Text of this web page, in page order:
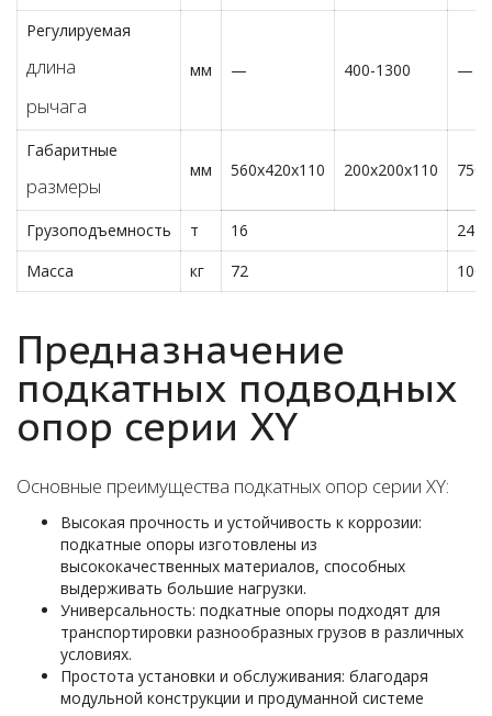
Регулируемая
длина
рычага
мм — 400-1300 —
Габаритные
размеры
мм 560х420х110 200х200х110
Грузоподъемность т 16
24
Масса
кг 72 100
Предназначение
подкатных подводных
опор серии XY
Основные преимущества подкатных опор серии XY:
Высокая прочность и устойчивость к коррозии:
подкатные опоры изготовлены из
высококачественных материалов, способных
выдерживать большие нагрузки.
Универсальность: подкатные опоры подходят для
транспортировки разнообразных грузов в различных
условиях.
Простота установки и обслуживания: благодаря
модульной конструкции и продуманной системе